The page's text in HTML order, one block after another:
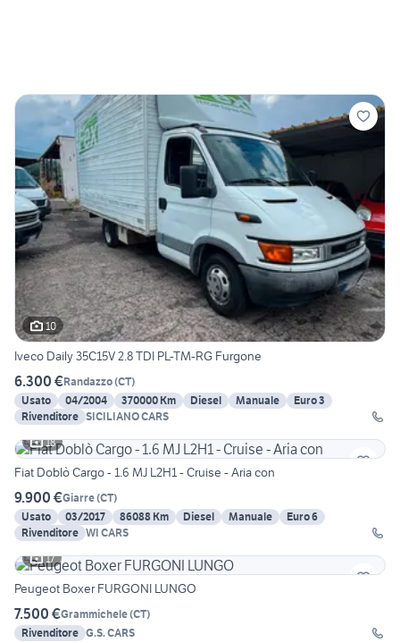
10
Iveco Daily 35C15V 2.8 TDI PL-TM-RG Furgone
6.300 €Randazzo(CT)
Usato
04/2004 370000 Km Diesel Manuale
Euro 3
Rivenditore SICILIANO CARS
18
Fiat Doblò Cargo - 1.6 MJ L2H1 - Cruise - Aria con
9.900 €Giarre(CT)
Usato
03/2017 86088 Km Diesel Manuale
Euro 6
Rivenditore WI CARS
17
Peugeot Boxer FURGONI LUNGO
7.500 €Grammichele(CT)
Rivenditore
G.S. CARS